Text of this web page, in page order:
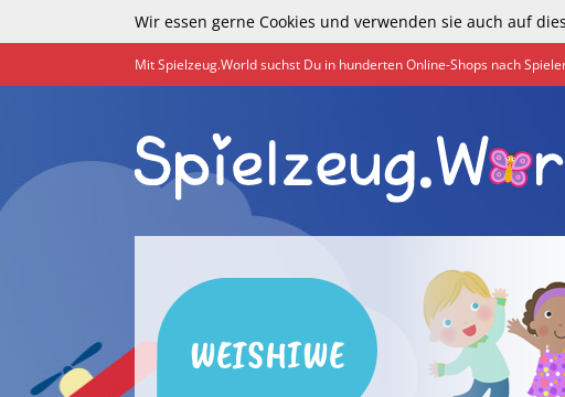
Wir essen gerne Cookies und verwenden sie auch auf
Mit Spielzeug.World suchst Du in hunderten Online-Shops nach
WEISHIWE